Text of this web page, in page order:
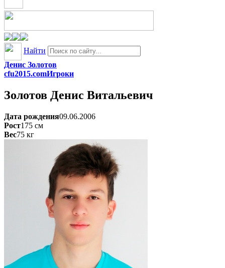
Найти
Денис Золотов
cfu2015.comИгроки
Золотов Денис Витальевич
Дата рождения09.06.2006
Рост175 см
Вес75 кг